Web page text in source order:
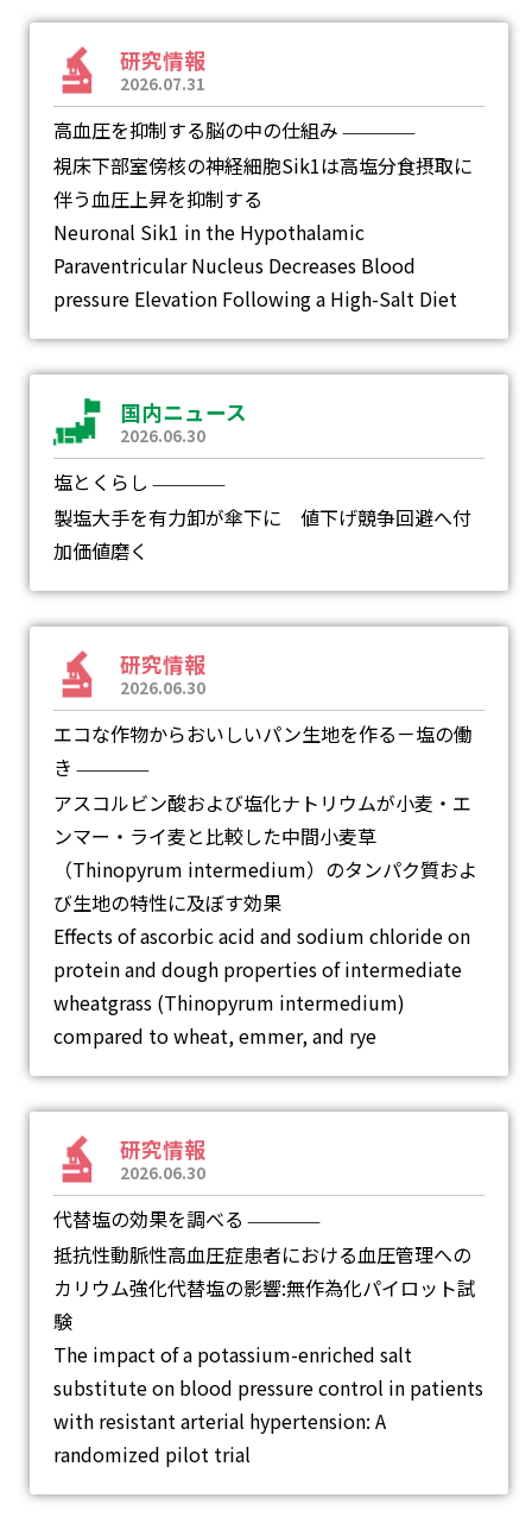
研究情報
2026.07.31
高血圧を抑制する脳の中の仕組み ―
視床下部室傍核の神経細胞Sik1は高塩分食摂取に
伴う血圧上昇を抑制する
Neuronal Sik1 in the Hypothalamic
Paraventricular Nucleus Decreases Blood
pressure Elevation Following a High-Salt Diet
国内ニュース
2026.06.30
塩とくらし ―
製塩大手を有力卸が傘下に 値下げ競争回避へ付
加価値磨く
研究情報
2026.06.30
エコな作物からおいしいパン生地を作る－塩の働
き ―
アスコルビン酸および塩化ナトリウムが小麦・エ
ンマー・ライ麦と比較した中間小麦草
（Thinopyrum intermedium）のタンパク質およ
び生地の特性に及ぼす効果
Effects of ascorbic acid and sodium chloride on
protein and dough properties of intermediate
wheatgrass (Thinopyrum intermedium)
compared to wheat, emmer, and rye
研究情報
2026.06.30
代替塩の効果を調べる ―
抵抗性動脈性高血圧症患者における血圧管理への
カリウム強化代替塩の影響:無作為化パイロット試
験
The impact of a potassium-enriched salt
substitute on blood pressure control in patients
with resistant arterial hypertension: A
randomized pilot trial